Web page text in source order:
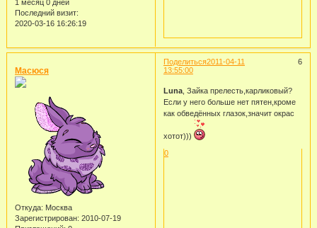
1 месяц 0 дней
Последний визит:
2020-03-16 16:26:19
Поделиться 6
2011-04-11
13:55:00
Масюся
Откуда: Москва
Зарегистрирован: 2010-07-19
Luna, Зайка прелесть,карликовый?
Если у него больше нет пятен,кроме
как обведённых глазок,значит окрас
хотот)))
0